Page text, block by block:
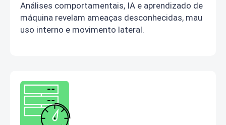
Análises comportamentais, IA e aprendizado de
máquina revelam ameaças desconhecidas, mau
uso interno e movimento lateral.